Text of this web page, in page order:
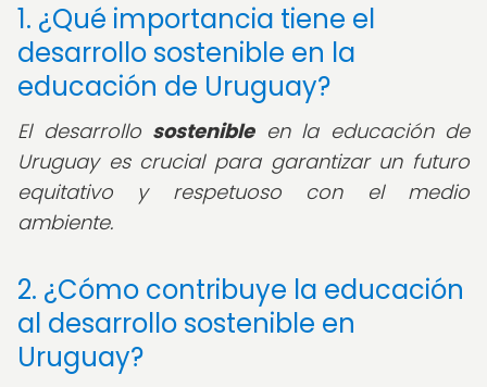
1. ¿Qué importancia tiene el
desarrollo sostenible en la
educación de Uruguay?
El desarrollo sostenibleen la educación de
Uruguay es crucial para garantizar un futuro
equitativo y respetuoso con el medio
ambiente.
2. ¿Cómo contribuye la educación
al desarrollo sostenible en
Uruguay?